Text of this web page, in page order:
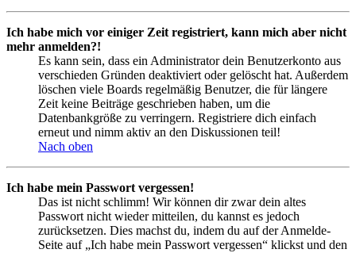
Ich habe mich vor einiger Zeit registriert, kann mich aber nicht
mehr anmelden?!
Es kann sein, dass ein Administrator dein Benutzerkonto aus
verschieden Gründen deaktiviert oder gelöscht hat. Außerdem
löschen viele Boards regelmäßig Benutzer, die für längere
Zeit keine Beiträge geschrieben haben, um die
Datenbankgröße zu verringern. Registriere dich einfach
erneut und nimm aktiv an den Diskussionen teil!
Nach oben
Ich habe mein Passwort vergessen!
Das ist nicht schlimm! Wir können dir zwar dein altes
Passwort nicht wieder mitteilen, du kannst es jedoch
zurücksetzen. Dies machst du, indem du auf der Anmelde-
Seite auf „Ich habe mein Passwort vergessen“ klickst und den